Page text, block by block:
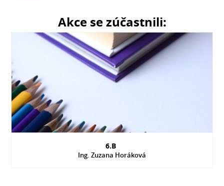
Akce se zúčastnili:
6.B
Ing. Zuzana Horáková